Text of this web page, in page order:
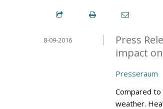
Press
impact
8-09-2016
Presseraum
Compared
weather.